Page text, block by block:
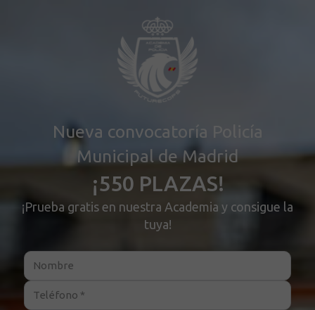
Nueva convocatoría Policía
Municipal de Madrid
¡550 PLAZAS!
¡Prueba gratis en nuestra Academia y consigue la
tuya!